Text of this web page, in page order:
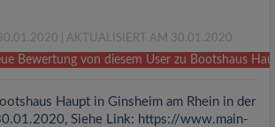
| AKTUALISIERT AM 30.01.2020
Bewertung von diesem User zu Bootshaus
Haupt in Ginsheim am Rhein in der
Siehe Link: https://www.main-